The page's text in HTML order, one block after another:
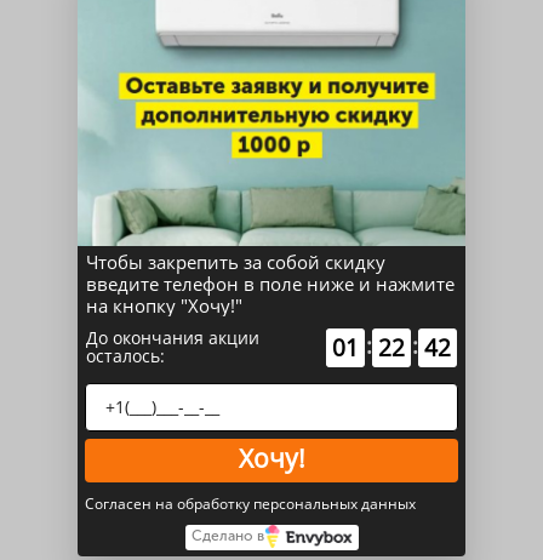
Мульти-сплит системы
Тепловые насосы
Мульти-сплит системы комплекты
Кондиционеры для серверных
Мобильные кондиционеры
Кассетные сплит-системы
Канальные сплит-системы
Потолочные сплит-системы
Колонные сплит-системы
Водонагреватели электрические
Фанкойлы
Чтобы закрепить за собой скидку
введите телефон в поле ниже и нажмите
на кнопку "Хочу!"
До окончания акции
осталось: 01 : 22 : 42
Хочу!
Согласен на обработку персональных данных
Сделано в